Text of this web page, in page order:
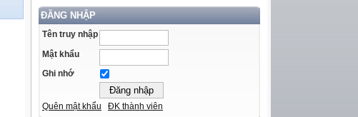
ĐĂNG NHẬP
Tên truy nhập
Mật khẩu
Ghi nhớ
Quên mật khẩu ĐK thành viên